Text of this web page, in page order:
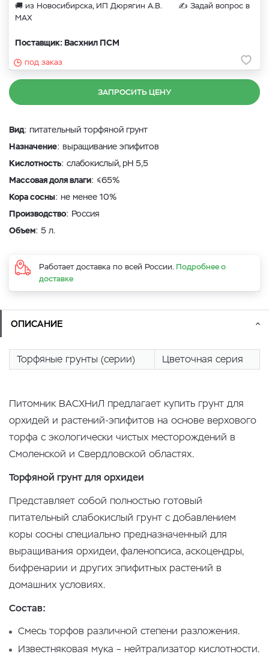
под заказ
🚚 из Новосибирска, ИП Дюрягин А.В. ✍ Задай вопрос в
MAX
Поставщик: Васхнил ПСМ
ЗАПРОСИТЬ ЦЕНУ
Вид: питательный торфяной грунт
Назначение: выращивание эпифитов
Кислотность: слабокислый, рН 5,5
Массовая доля влаги: ≤65%
Кора сосны: не менее 10%
Производство: Россия
Объем: 5 л.
Работает доставка по всей России. Подробнее о
доставке
ОПИСАНИЕ
Торфяные грунты (серии) Цветочная серия
Питомник ВАСХНиЛ предлагает купить грунт для
орхидей и растений-эпифитов на основе верхового
торфа с экологически чистых месторождений в
Смоленской и Свердловской областях.
Торфяной грунт для орхидеи
Представляет собой полностью готовый
питательный слабокислый грунт с добавлением
коры сосны специально предназначенный для
выращивания орхидеи, фаленопсиса, аскоцендры,
бифренарии и других эпифитных растений в
домашних условиях.
Состав:
Смесь торфов различной степени разложения.
Известняковая мука – нейтрализатор кислотности.